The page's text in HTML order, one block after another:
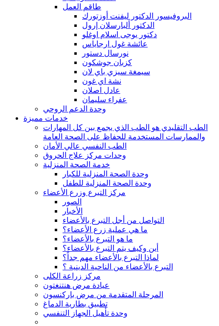
طاقم العمل
البروفيسور الدكتور ليفنت أوزتورك
الدكتور ألبارسلان إرول
دكتور يوجى اسلام اوغلو
عائشة غول ارجاياس
نورسال دستور
كزبان جوشكون
سيمغة سيزي باي لان
نشة اي غون
عادل اصلان
عفراء سليمان
وحدة الدعم الروحي
خدمات مميزة
الطب التقليدي هو الطب الذي يجمع بين كل المهارات
والممارسات المستخدمة للحفاظ على الصحة العامة
الطب النفسي عالي الأمان
وحدات مركز علاج الحروق
خدمة الصحة المنزلية
وحدة الصحة المنزلية للكبار
وحدة الصحة المنزلية للطفل
مركز التبرع وزرع الأعضاء
الصور
الأخبار
التواصل من أجل التبرع بالأعضاء
ما هي عملية زرع الأعضاء؟
ما هو التبرع بالأعضاء؟
أين وكيف يتم التبرع بالأعضاء؟
لماذا التبرع بالأعضاء مهم جداً؟
التبرع بالأعضاء من الناحية الدينية ؟
مركز زراعة الكلى
عيادة مرض هنتنغتون
المرحلة المتقدمة من مرض باركنسون
تطبيق بطارية الدماغ
وحدة تأهيل الجهاز التنفسي